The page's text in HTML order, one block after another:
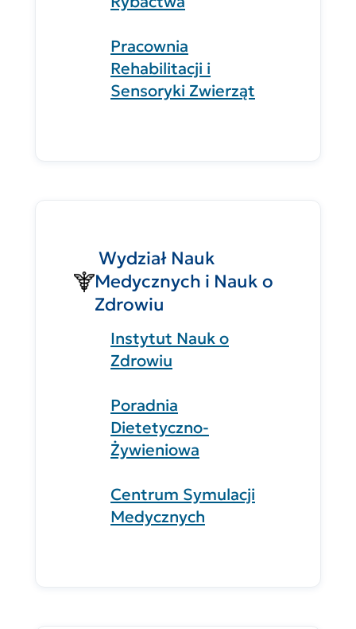
Pracownia
Rehabilitacji i
Sensoryki Zwierząt
Wydział Nauk
Medycznych i Nauk o
Zdrowiu
Instytut Nauk o
Zdrowiu
Poradnia
Dietetyczno-
Żywieniowa
Centrum Symulacji
Medycznych